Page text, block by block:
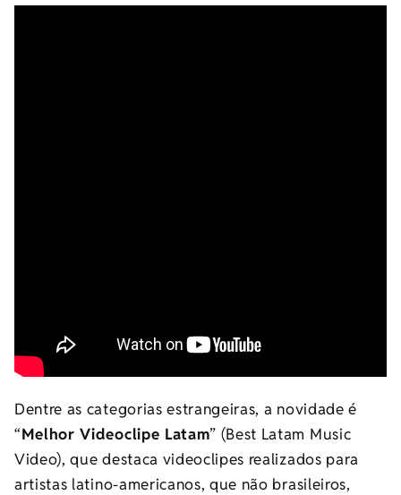
Dentre as categorias estrangeiras, a novidade é
“Melhor Videoclipe Latam” (Best Latam Music
Video), que destaca videoclipes realizados para
artistas latino-americanos, que não brasileiros,